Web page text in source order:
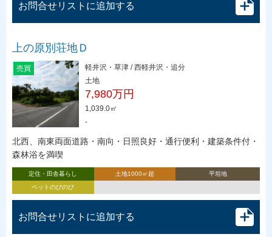
お問合せリストに追加する
上の原別荘地Ｄ
売買
軽井沢・草津 / 西軽井沢・追分
土地
7,980万円
1,039.0㎡
-
北西、南東両面道路・南向・日照良好・通行便利・建築条件付・
森林浴を満喫
定住・田舎暮らし 土地1000㎡超
平坦地
ペットのびのび
お問合せリストに追加する